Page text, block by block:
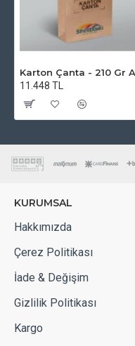
müşterilerinize
belirlemelisiniz.
Tasarımınızı
11.448 TL
KURUMSAL
Hakkımızda
Çerez Politikası
İade & Değişim
Gizlilik Politikası
Kargo